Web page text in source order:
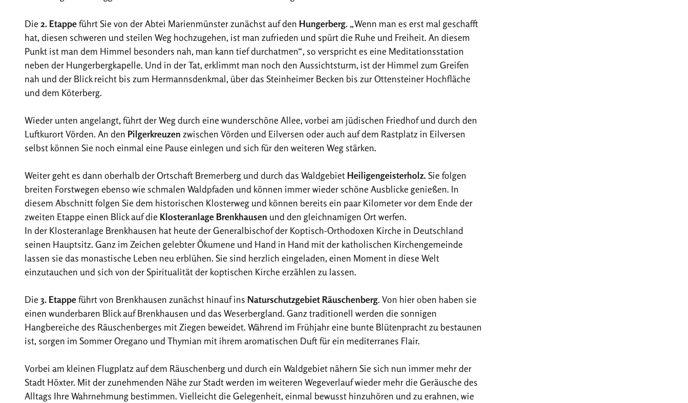
Die2. Etappeführt Sie von der Abtei Marienmünster zunächst auf den Hungerberg. „Wenn man es erst mal geschafft
hat, diesen schweren und steilen Weg hochzugehen, ist man zufrieden und spürt die Ruhe und Freiheit. An diesem
Punkt ist man dem Himmel besonders nah, man kann tief durchatmen“, so verspricht es eine Meditationsstation
neben der Hungerbergkapelle. Und in der Tat, erklimmt man noch den Aussichtsturm, ist der Himmel zum Greifen
nah und der Blick reicht bis zum Hermannsdenkmal, über das Steinheimer Becken bis zur Ottensteiner Hochfläche
und dem Köterberg.
Wieder unten angelangt, führt der Weg durch eine wunderschöne Allee, vorbei am jüdischen Friedhof und durch den
Luftkurort Vörden. An den Pilgerkreuzen zwischen Vörden und Eilversen oder auch auf dem Rastplatz in Eilversen
selbst können Sie noch einmal eine Pause einlegen und sich für den weiteren Weg stärken.
Weiter geht es dann oberhalb der Ortschaft Bremerberg und durch das Waldgebiet Heiligengeisterholz.Sie folgen
breiten Forstwegen ebenso wie schmalen Waldpfaden und können immer wieder schöne Ausblicke genießen. In
diesem Abschnitt folgen Sie dem historischen Klosterweg und können bereits ein paar Kilometer vor dem Ende der
zweiten Etappe einen Blick auf die Klosteranlage Brenkhausen und den gleichnamigen Ort werfen.
In der Klosteranlage Brenkhausen hat heute der Generalbischof der Koptisch-Orthodoxen Kirche in Deutschland
seinen Hauptsitz. Ganz im Zeichen gelebter Ökumene und Hand in Hand mit der katholischen Kirchengemeinde
lassen sie das monastische Leben neu erblühen. Sie sind herzlich eingeladen, einen Moment in diese Welt
einzutauchen und sich von der Spiritualität der koptischen Kirche erzählen zu lassen.
Die3. Etappeführt von Brenkhausen zunächst hinauf ins Naturschutzgebiet Räuschenberg. Von hier oben haben sie
einen wunderbaren Blick auf Brenkhausen und das Weserbergland. Ganz traditionell werden die sonnigen
Hangbereiche des Räuschenberges mit Ziegen beweidet. Während im Frühjahr eine bunte Blütenpracht zu bestaunen
ist, sorgen im Sommer Oregano und Thymian mit ihrem aromatischen Duft für ein mediterranes Flair.
Vorbei am kleinen Flugplatz auf dem Räuschenberg und durch ein Waldgebiet nähern Sie sich nun immer mehr der
Stadt Höxter. Mit der zunehmenden Nähe zur Stadt werden im weiteren Wegeverlauf wieder mehr die Geräusche des
Alltags Ihre Wahrnehmung bestimmen. Vielleicht die Gelegenheit, einmal bewusst hinzuhören und zu erahnen, wie